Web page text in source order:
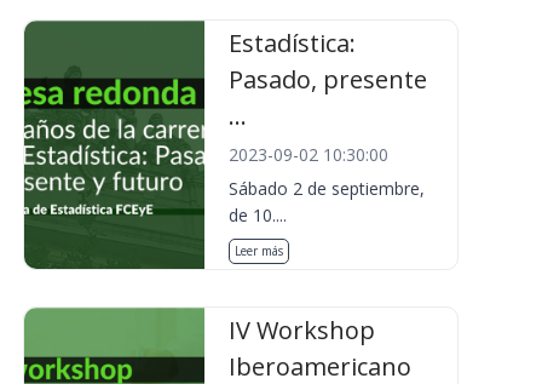
Estadística:
Pasado, presente
...
2023-09-02 10:30:00
Sábado 2 de septiembre,
de 10....
Leer más
IV Workshop
Iberoamericano